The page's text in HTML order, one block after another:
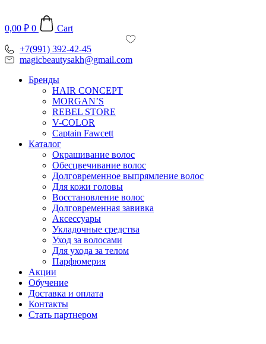
содержимому
0,00 ₽ 0 Cart
+7(991) 392-42-45
magicbeautysakh@gmail.com
Бренды
HAIR CONCEPT
MORGAN’S
REBEL STORE
V-COLOR
Captain Fawcett
Каталог
Окрашивание волос
Обесцвечивание волос
Долговременное выпрямление волос
Для кожи головы
Восстановление волос
Долговременная завивка
Аксессуары
Укладочные средства
Уход за волосами
Для ухода за телом
Парфюмерия
Акции
Обучение
Доставка и оплата
Контакты
Стать партнером